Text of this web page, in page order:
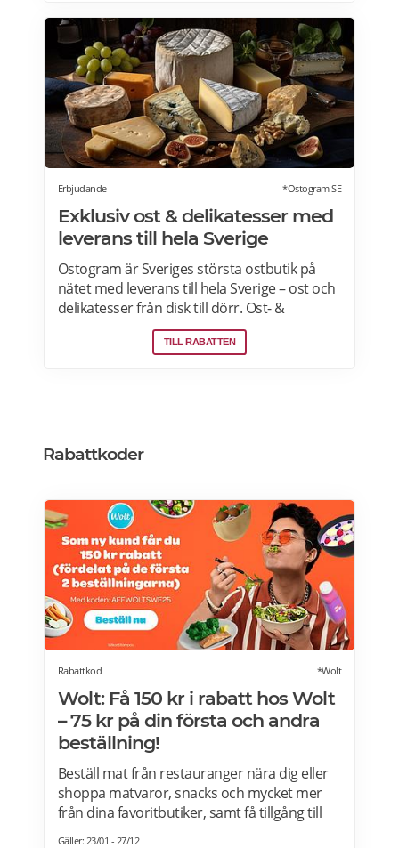
många fördelar. Oavsett om du är på
semester utomlands kan du fortsätta att
använda dig av Lidl Plus fördelar. Läs mer
om pensionärsrabatter på Lidl här.
Erbjudande *Ostogram SE
Exklusiv ost & delikatesser med
leverans till hela Sverige
Ostogram är Sveriges största ostbutik på
nätet med leverans till hela Sverige – ost och
delikatesser från disk till dörr. Ost- &
charkprodukter. Färdiga presentlådor.
Ostbrickor. Ostogram skickar alla paket med
TILL RABATTEN
Rabattkoder
Rabattkod *Wolt
Wolt: Få 150 kr i rabatt hos Wolt
– 75 kr på din första och andra
beställning!
Beställ mat från restauranger nära dig eller
shoppa matvaror, snacks och mycket mer
från dina favoritbutiker, samt få tillgång till
Gäller: 23/01 - 27/12